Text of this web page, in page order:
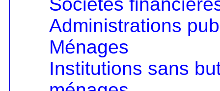
Sociétés
Administrations
Ménages
Institutions sans